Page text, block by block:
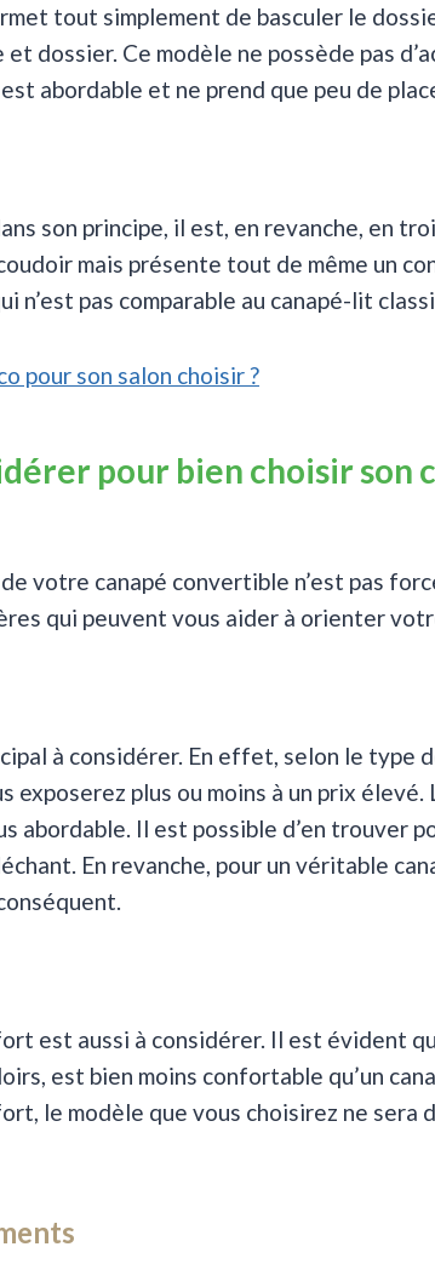
tout simplement de basculer le
dossier. Ce modèle ne possède pas
abordable et ne prend que peu de
son principe, il est, en revanche, en
mais présente tout de même un
n’est pas comparable au canapé-lit
pour son salon choisir ?
pour bien choisir son
votre canapé convertible n’est pas
qui peuvent vous aider à orienter
à considérer. En effet, selon le type
exposerez plus ou moins à un prix élevé.
abordable. Il est possible d’en trouver
En revanche, pour un véritable
est aussi à considérer. Il est évident
est bien moins confortable qu’un
le modèle que vous choisirez ne sera